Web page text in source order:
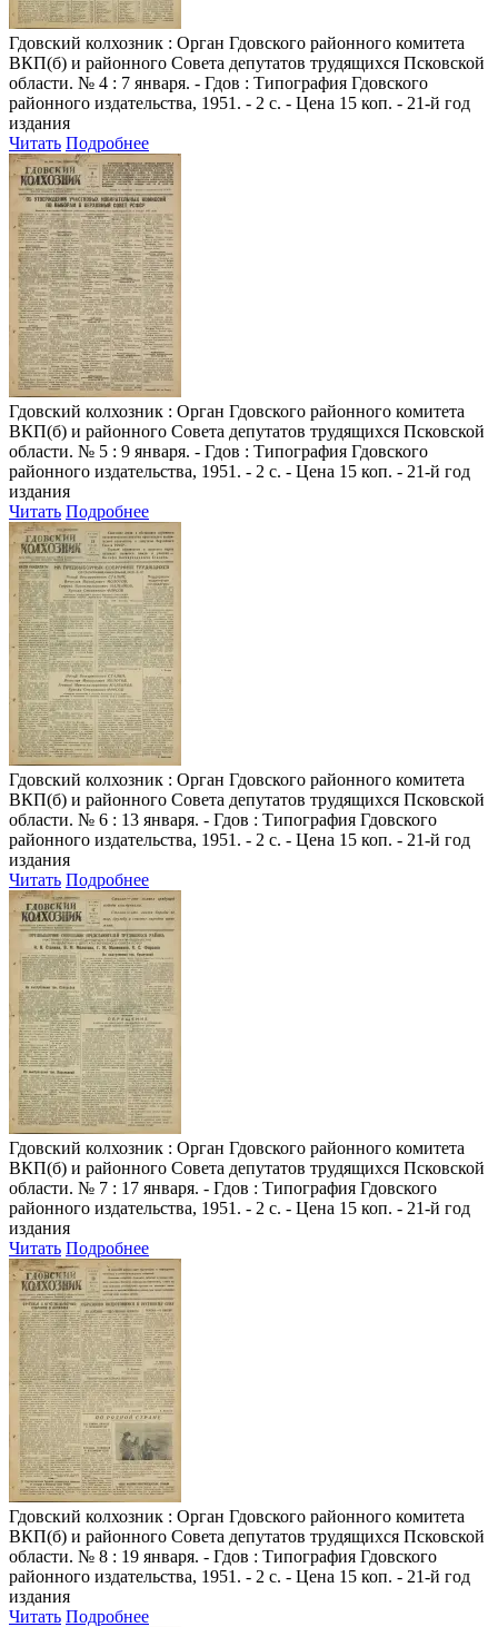
Гдовский колхозник : Орган Гдовского районного комитета
ВКП(б) и районного Совета депутатов трудящихся Псковской
области. № 4 : 7 января. - Гдов : Типография Гдовского
районного издательства, 1951. - 2 с. - Цена 15 коп. - 21-й год
издания
Читать Подробнее
Гдовский колхозник : Орган Гдовского районного комитета
ВКП(б) и районного Совета депутатов трудящихся Псковской
области. № 5 : 9 января. - Гдов : Типография Гдовского
районного издательства, 1951. - 2 с. - Цена 15 коп. - 21-й год
издания
Читать Подробнее
Гдовский колхозник : Орган Гдовского районного комитета
ВКП(б) и районного Совета депутатов трудящихся Псковской
области. № 6 : 13 января. - Гдов : Типография Гдовского
районного издательства, 1951. - 2 с. - Цена 15 коп. - 21-й год
издания
Читать Подробнее
Гдовский колхозник : Орган Гдовского районного комитета
ВКП(б) и районного Совета депутатов трудящихся Псковской
области. № 7 : 17 января. - Гдов : Типография Гдовского
районного издательства, 1951. - 2 с. - Цена 15 коп. - 21-й год
издания
Читать Подробнее
Гдовский колхозник : Орган Гдовского районного комитета
ВКП(б) и районного Совета депутатов трудящихся Псковской
области. № 8 : 19 января. - Гдов : Типография Гдовского
районного издательства, 1951. - 2 с. - Цена 15 коп. - 21-й год
издания
Читать Подробнее